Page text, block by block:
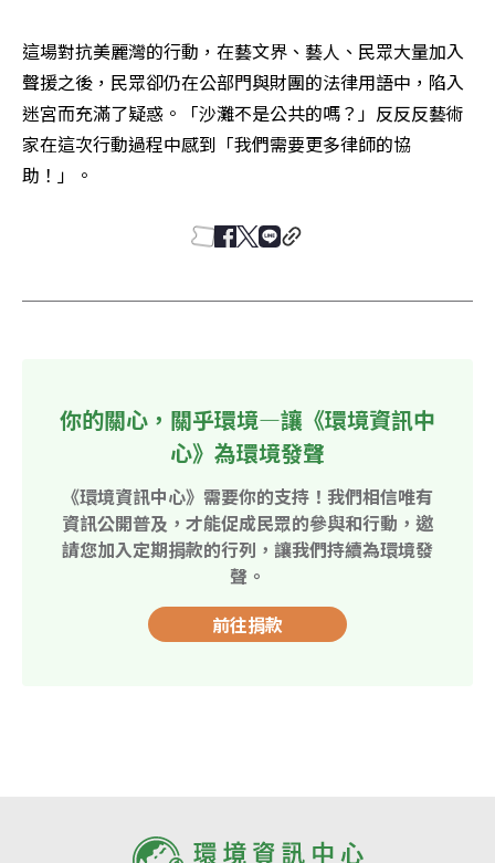
這場對抗美麗灣的行動，在藝文界、藝人、民眾大量加入
聲援之後，民眾卻仍在公部門與財團的法律用語中，陷入
迷宮而充滿了疑惑。「沙灘不是公共的嗎？」反反反藝術
家在這次行動過程中感到「我們需要更多律師的協
助！」。
你的關心，關乎環境—讓《環境資訊中
心》為環境發聲
《環境資訊中心》需要你的支持！我們相信唯有
資訊公開普及，才能促成民眾的參與和行動，邀
請您加入定期捐款的行列，讓我們持續為環境發
聲。
前往捐款